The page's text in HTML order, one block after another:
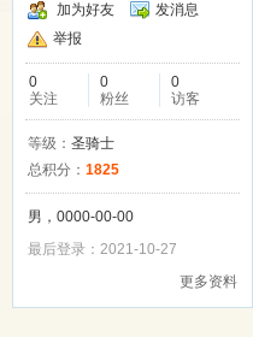
加为好友
发消息
举报
0
关注
0
粉丝
0
访客
等级： 圣骑士
总积分： 1825
男，0000-00-00
最后登录：2021-10-27
更多资料